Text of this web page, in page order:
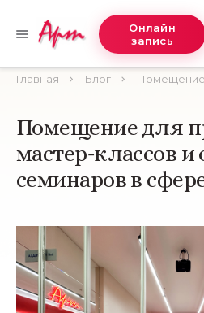
Онлайн
запись
Главная Блог Помещение
Помещение для
мастер‑классов
семинаров в